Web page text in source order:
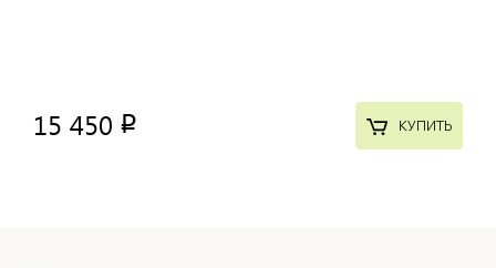
15 450 p КУПИТЬ